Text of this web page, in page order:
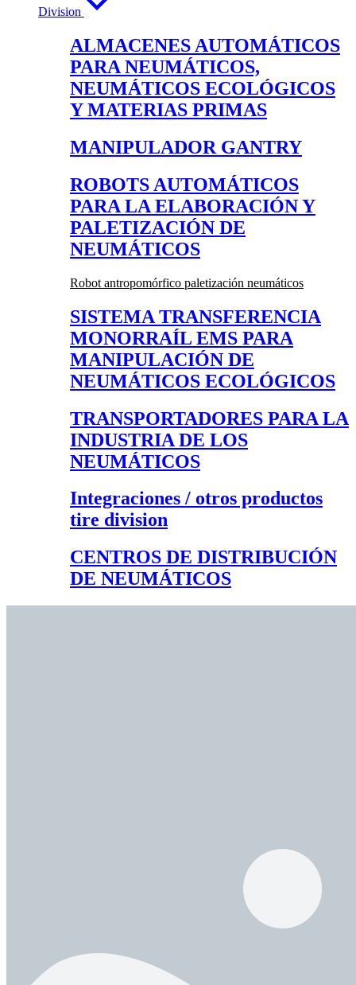
Division
ALMACENES AUTOMÁTICOS
PARA NEUMÁTICOS,
NEUMÁTICOS ECOLÓGICOS
Y MATERIAS PRIMAS
MANIPULADOR GANTRY
ROBOTS AUTOMÁTICOS
PARA LA ELABORACIÓN Y
PALETIZACIÓN DE
NEUMÁTICOS
Robot antropomórfico paletización neumáticos
SISTEMA TRANSFERENCIA
MONORRAÍL EMS PARA
MANIPULACIÓN DE
NEUMÁTICOS ECOLÓGICOS
TRANSPORTADORES PARA LA
INDUSTRIA DE LOS
NEUMÁTICOS
Integraciones / otros productos
tire division
CENTROS DE DISTRIBUCIÓN
DE NEUMÁTICOS